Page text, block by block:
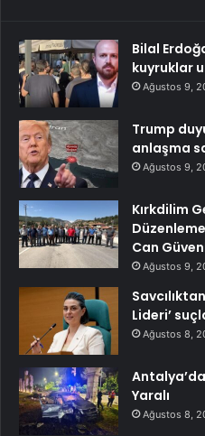
Bilal
kuyruklar
Ağustos 9,
Trump
anlaşma
Ağustos 9,
Kırkdilim
Can
Ağustos 9,
Lideri’
Ağustos 8,
Yaralı
Ağustos 8,